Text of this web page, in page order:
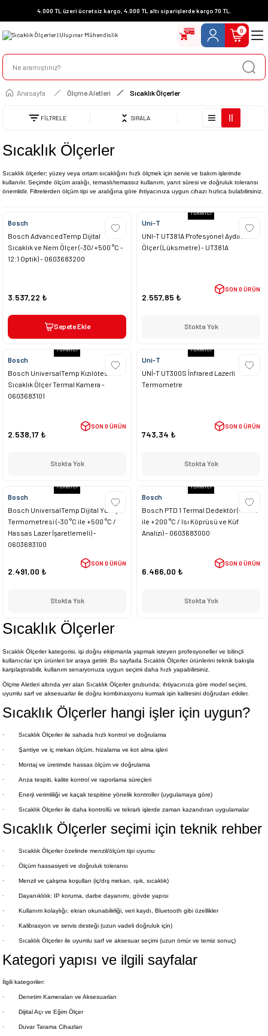
4.000 TL üzeri ücretsiz kargo, 4.000 TL altı siparişlerde kargo 70 TL.
0
Anasayfa Ölçme Aletleri Sıcaklık Ölçerler
FİLTRELE SIRALA
Sıcaklık Ölçerler
Sıcaklık ölçerler; yüzey veya ortam sıcaklığını hızlı ölçmek için servis ve bakım işlerinde
kullanılır. Seçimde ölçüm aralığı, temaslı/temassız kullanım, yanıt süresi ve doğruluk toleransı
önemlidir. Filtrelerden ölçüm tipi ve aralığına göre ihtiyacınıza uygun cihazı hızlıca bulabilirsiniz.
Bosch
Bosch AdvancedTemp Dijital
Sıcaklık ve Nem Ölçer (-30/+500 °C -
12:1 Optik) - 0603683200
3.537,22 ₺
Sepete Ekle
Tükendi
Uni-T
UNI-T UT381A Profesyonel Aydınlık
Ölçer (Lüksmetre) - UT381A
2.557,85 ₺
SON 0 ÜRÜN
Stokta Yok
Tükendi
Bosch
Bosch UniversalTemp Kızılötesi
Sıcaklık Ölçer Termal Kamera -
0603683101
2.538,17 ₺
SON 0 ÜRÜN
Stokta Yok
Tükendi
Uni-T
UNİ-T UT300S İnfrared Lazerli
Termometre
743,34 ₺
SON 0 ÜRÜN
Stokta Yok
Tükendi
Bosch
Bosch UniversalTemp Dijital Yüzey
Termometresi (-30 °C ile +500 °C /
Hassas Lazer İşaretlemeli) -
0603683100
2.491,00 ₺
SON 0 ÜRÜN
Stokta Yok
Tükendi
Bosch
Bosch PTD 1 Termal Dedektör (-20 °C
ile +200 °C / Isı Köprüsü ve Küf
Analizi) - 0603683000
6.466,00 ₺
SON 0 ÜRÜN
Stokta Yok
Sıcaklık Ölçerler
Sıcaklık Ölçerler kategorisi, işi doğru ekipmanla yapmak isteyen profesyoneller ve bilinçli
kullanıcılar için ürünleri bir araya getirir. Bu sayfada Sıcaklık Ölçerler ürünlerini teknik bakışla
karşılaştırabilir, kullanım senaryonuza uygun seçimi daha hızlı yapabilirsiniz.
Ölçme Aletleri altında yer alan Sıcaklık Ölçerler grubunda; ihtiyacınıza göre model seçimi,
uyumlu sarf ve aksesuarlar ile doğru kombinasyonu kurmak işin kalitesini doğrudan etkiler.
Sıcaklık Ölçerler hangi işler için uygun?
· Sıcaklık Ölçerler ile sahada hızlı kontrol ve doğrulama
· Şantiye ve iç mekan ölçüm, hizalama ve kot alma işleri
· Montaj ve üretimde hassas ölçüm ve doğrulama
· Arıza tespiti, kalite kontrol ve raporlama süreçleri
· Enerji verimliliği ve kaçak tespitine yönelik kontroller (uygulamaya göre)
· Sıcaklık Ölçerler ile daha kontrollü ve tekrarlı işlerde zaman kazandıran uygulamalar
Sıcaklık Ölçerler seçimi için teknik rehber
· Sıcaklık Ölçerler özelinde menzil/ölçüm tipi uyumu
· Ölçüm hassasiyeti ve doğruluk toleransı
· Menzil ve çalışma koşulları (iç/dış mekan, ışık, sıcaklık)
· Dayanıklılık: IP koruma, darbe dayanımı, gövde yapısı
· Kullanım kolaylığı: ekran okunabilirliği, veri kaydı, Bluetooth gibi özellikler
· Kalibrasyon ve servis desteği (uzun vadeli doğruluk için)
· Sıcaklık Ölçerler ile uyumlu sarf ve aksesuar seçimi (uzun ömür ve temiz sonuç)
Kategori yapısı ve ilgili sayfalar
İlgili kategoriler:
· Denetim Kameraları ve Aksesuarları
· Dijital Açı ve Eğim Ölçer
· Duvar Tarama Cihazları